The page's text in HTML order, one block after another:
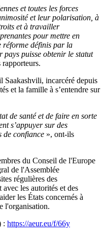
et toutes les forces
et leur polarisation, à
et à travailler
pour mettre en
réforme définis par la
pays puisse obtenir le statut
Saakashvili, incarcéré depuis
et la famille à s’entendre sur
de santé et de faire en sorte
s’appuyer sur des
de confiance », ont-ils
du Conseil de l'Europe
de l'Assemblée
régulières des
les autorités et des
les États concernés à
l'organisation.
: https://aeur.eu/f/66y